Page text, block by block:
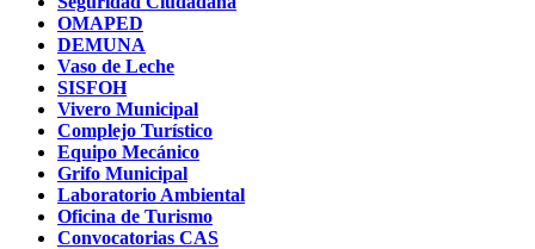
OMAPED
DEMUNA
Vaso de Leche
SISFOH
Vivero Municipal
Complejo Turístico
Equipo Mecánico
Grifo Municipal
Laboratorio Ambiental
Oficina de Turismo
Convocatorias CAS